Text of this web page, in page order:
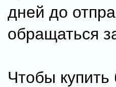
дней до
обращаться
Чтобы